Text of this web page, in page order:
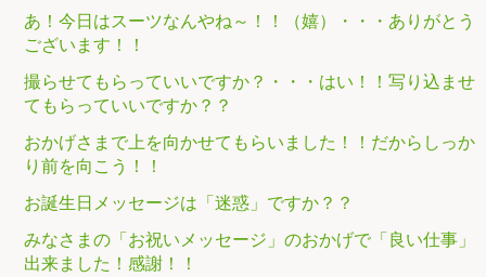
あ！今日はスーツなんやね～！！（嬉）・・・ありがとう
ございます！！
撮らせてもらっていいですか？・・・はい！！写り込ませ
てもらっていいですか？？
おかげさまで上を向かせてもらいました！！だからしっか
り前を向こう！！
お誕生日メッセージは「迷惑」ですか？？
みなさまの「お祝いメッセージ」のおかげで「良い仕事」
出来ました！感謝！！